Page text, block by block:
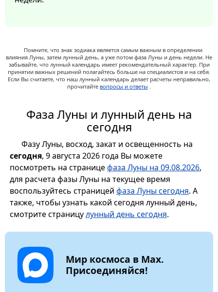
Помните, что знак зодиака является самым важным в определении
влияния Луны, затем лунный день, а уже потом фаза Луны и день недели. Не
забывайте, что лунный календарь имеет рекомендательный характер. При
принятии важных решений полагайтесь больше на специалистов и на себя.
Если Вы считаете, что наш лунный календарь делает расчеты неправильно,
прочитайте вопросы и ответы .
Фаза Луны и лунный день на
сегодня
Фазу Луны, восход, закат и освещенность на
сегодня, 9 августа 2026 года Вы можете
посмотреть на страницефаза Луны на 09.08.2026,
для расчета фазы Луны на текущее время
воспользуйтесь страницей фаза Луны сегодня. А
также, чтобы узнать какой сегодня лунный день,
смотрите страницулунный день сегодня.
Мир космоса в Max.
Присоединяйся!